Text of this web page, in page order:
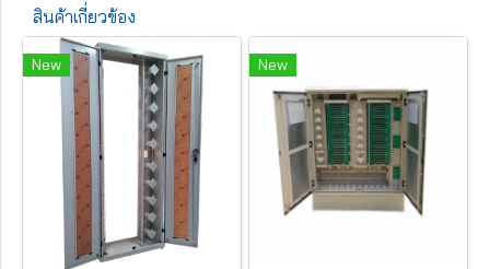
สินค้าเกี่ยวข้อง
New New